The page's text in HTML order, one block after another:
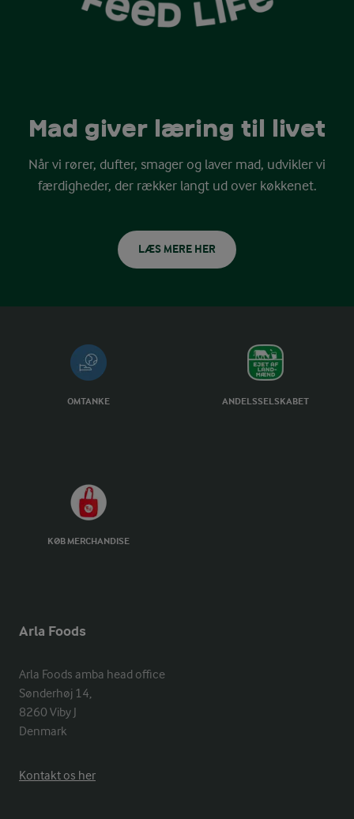
Mad giver læring til livet
Når vi rører, dufter, smager og laver mad, udvikler vi
færdigheder, der rækker langt ud over køkkenet.
LÆS MERE HER
OMTANKE ANDELSSELSKABET
KØB MERCHANDISE
Arla Foods
Arla Foods amba head office
Sønderhøj 14,
8260 Viby J
Denmark
Kontakt os her